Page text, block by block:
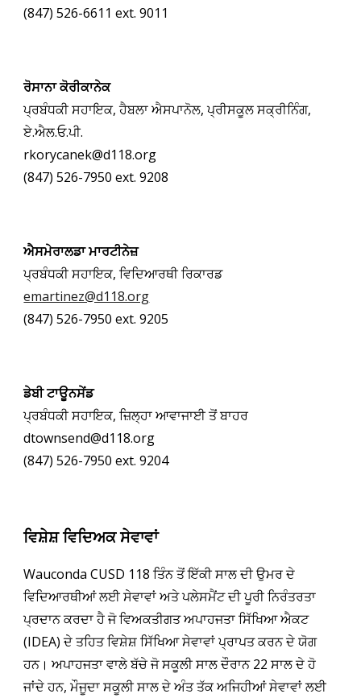
(847) 526-6611 ext. 9011
ਰੋਸਾਨਾ ਕੋਰੀਕਾਨੇਕ
ਪ੍ਰਬੰਧਕੀ ਸਹਾਇਕ, ਹੈਬਲਾ ਐਸਪਾਨੋਲ, ਪ੍ਰੀਸਕੂਲ ਸਕ੍ਰੀਨਿੰਗ,
ਏ.ਐਲ.ਓ.ਪੀ.
rkorycanek@d118.org
(847) 526-7950 ext. 9208
ਐਸਮੇਰਾਲਡਾ ਮਾਰਟੀਨੇਜ਼
ਪ੍ਰਬੰਧਕੀ ਸਹਾਇਕ, ਵਿਦਿਆਰਥੀ ਰਿਕਾਰਡ
emartinez@d118.org
(847) 526-7950 ext. 9205
ਡੇਬੀ ਟਾਊਨਸੇਂਡ
ਪ੍ਰਬੰਧਕੀ ਸਹਾਇਕ, ਜ਼ਿਲ੍ਹਾ ਆਵਾਜਾਈ ਤੋਂ ਬਾਹਰ
dtownsend@d118.org
(847) 526-7950 ext. 9204
ਵਿਸ਼ੇਸ਼ ਵਿਦਿਅਕ ਸੇਵਾਵਾਂ
Wauconda CUSD 118 ਤਿੰਨ ਤੋਂ ਇੱਕੀ ਸਾਲ ਦੀ ਉਮਰ ਦੇ
ਵਿਦਿਆਰਥੀਆਂ ਲਈ ਸੇਵਾਵਾਂ ਅਤੇ ਪਲੇਸਮੈਂਟ ਦੀ ਪੂਰੀ ਨਿਰੰਤਰਤਾ
ਪ੍ਰਦਾਨ ਕਰਦਾ ਹੈ ਜੋ ਵਿਅਕਤੀਗਤ ਅਪਾਹਜਤਾ ਸਿੱਖਿਆ ਐਕਟ
(IDEA) ਦੇ ਤਹਿਤ ਵਿਸ਼ੇਸ਼ ਸਿੱਖਿਆ ਸੇਵਾਵਾਂ ਪ੍ਰਾਪਤ ਕਰਨ ਦੇ ਯੋਗ
ਹਨ। ਅਪਾਹਜਤਾ ਵਾਲੇ ਬੱਚੇ ਜੋ ਸਕੂਲੀ ਸਾਲ ਦੌਰਾਨ 22 ਸਾਲ ਦੇ ਹੋ
ਜਾਂਦੇ ਹਨ, ਮੌਜੂਦਾ ਸਕੂਲੀ ਸਾਲ ਦੇ ਅੰਤ ਤੱਕ ਅਜਿਹੀਆਂ ਸੇਵਾਵਾਂ ਲਈ